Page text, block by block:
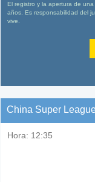
El registro y la apertura de
años. Es responsabilidad del
vive.
China Super
Hora: 12:35